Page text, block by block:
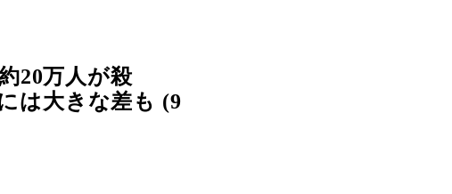
20万人が殺
は大きな差も (9